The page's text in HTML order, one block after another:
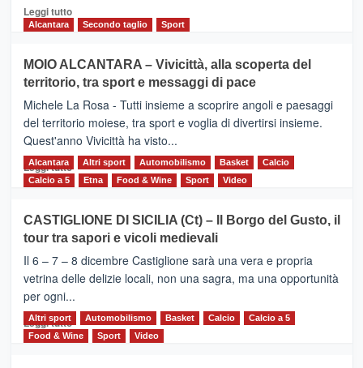
Leggi tuttoLeggi
Torna
la
Supermaratona
dell’Etna
Alcantara Secondo taglio Sport
MOIO ALCANTARA – Vivicittà, alla scoperta del
territorio, tra sport e messaggi di pace
Michele La Rosa - Tutti insieme a scoprire angoli e paesaggi
del territorio moiese, tra sport e voglia di divertirsi insieme.
Quest'anno Vivicittà ha visto...
Leggi tutto Leggi
MOIO
ALCANTARA
–
Vivicittà,
alla
scoperta
del
territorio,
Alcantara Altri sport Automobilismo Basket
Calcio
Calcio a 5
Etna Food & Wine Sport Video
CASTIGLIONE DI SICILIA (Ct) – Il Borgo del Gusto, il
tour tra sapori e vicoli medievali
Il 6 – 7 – 8 dicembre Castiglione sarà una vera e propria
vetrina delle delizie locali, non una sagra, ma una opportunità
per ogni...
Leggi tuttoLeggi
di
Altri sport Automobilismo Basket Calcio
Calcio a 5
Food & Wine
Sport Video